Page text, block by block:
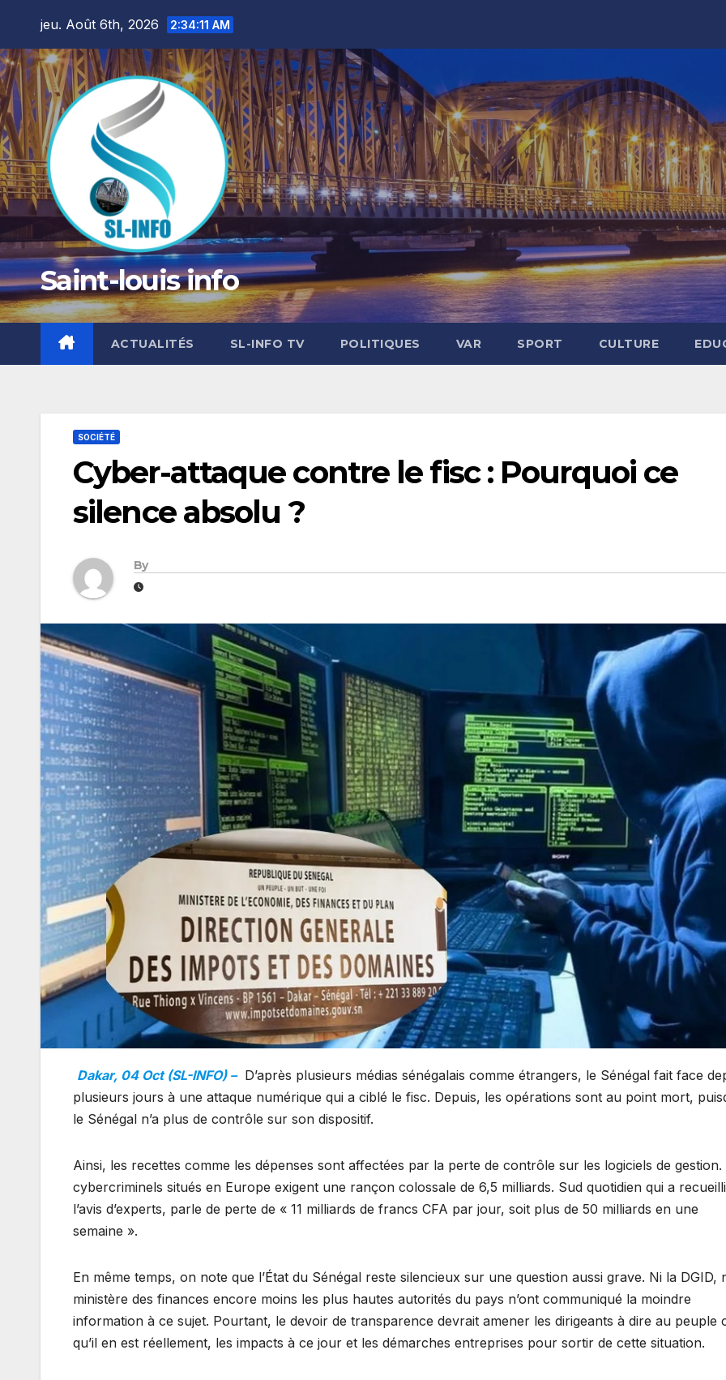
content
jeu. Août 6th, 2026 2:34:12 AM
Saint-louis info
ACTUALITÉS SL-INFO TV POLITIQUES VAR SPORT CULTURE
SOCIÉTÉ
Cyber-attaque contre le fisc : Pourquoi ce
silence absolu ?
By
Dakar, 04 Oct (SL-INFO) – D’après plusieurs médias sénégalais comme étrangers, le Sénégal fait face
plusieurs jours à une attaque numérique qui a ciblé le fisc. Depuis, les opérations sont au point mort,
le Sénégal n’a plus de contrôle sur son dispositif.
Ainsi, les recettes comme les dépenses sont affectées par la perte de contrôle sur les logiciels de gestion.
cybercriminels situés en Europe exigent une rançon colossale de 6,5 milliards. Sud quotidien qui a recueilli
l’avis d’experts, parle de perte de « 11 milliards de francs CFA par jour, soit plus de 50 milliards en une
semaine ».
En même temps, on note que l’État du Sénégal reste silencieux sur une question aussi grave. Ni la DGID,
ministère des finances encore moins les plus hautes autorités du pays n’ont communiqué la moindre
information à ce sujet. Pourtant, le devoir de transparence devrait amener les dirigeants à dire au peuple
qu’il en est réellement, les impacts à ce jour et les démarches entreprises pour sortir de cette situation.